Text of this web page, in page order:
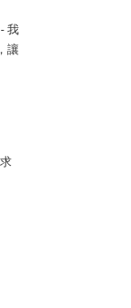
我
讓